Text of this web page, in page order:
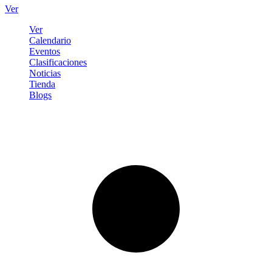
Ver
Ver
Calendario
Eventos
Clasificaciones
Noticias
Tienda
Blogs